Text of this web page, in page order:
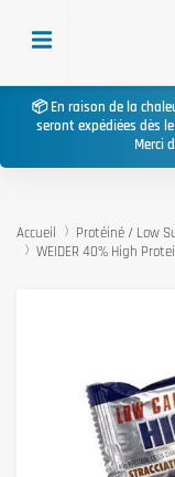
📦 En raison de la
seront expédiées dès
Merci
Accueil Protéiné / Low
WEIDER 40% High